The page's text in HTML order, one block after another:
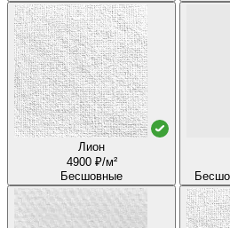
Лион
4900 ₽/м²
Бесшовные